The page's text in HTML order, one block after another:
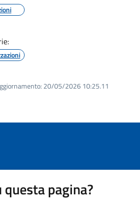
20/05/2026 10:25.11
pagina?